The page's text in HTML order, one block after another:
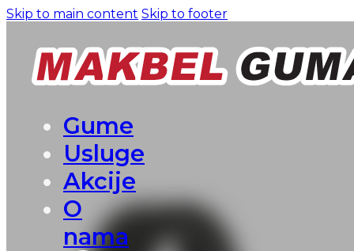
Skip to main content Skip to footer
Gume
Usluge
Akcije
O
nama